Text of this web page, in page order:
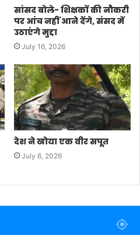
सांसद बोले- शिक्षकों की नौकरी
पर आंच नहीं आने देंगे, संसद में
उठाएंगे मुद्दा
July 16, 2026
देश ने खोया एक वीर सपूत
July 6, 2026